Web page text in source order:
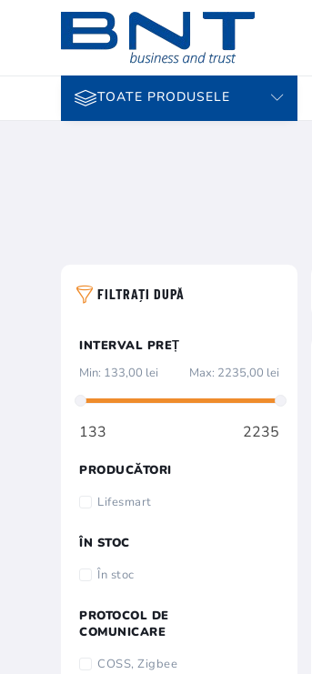
TOATE PRODUSELE
FILTRAȚI DUPĂ
INTERVAL PREȚ
Min: 133,00 lei Max: 2235,00 lei
133 2235
PRODUCĂTORI
Lifesmart
ÎN STOC
În stoc
PROTOCOL DE
COMUNICARE
COSS, Zigbee